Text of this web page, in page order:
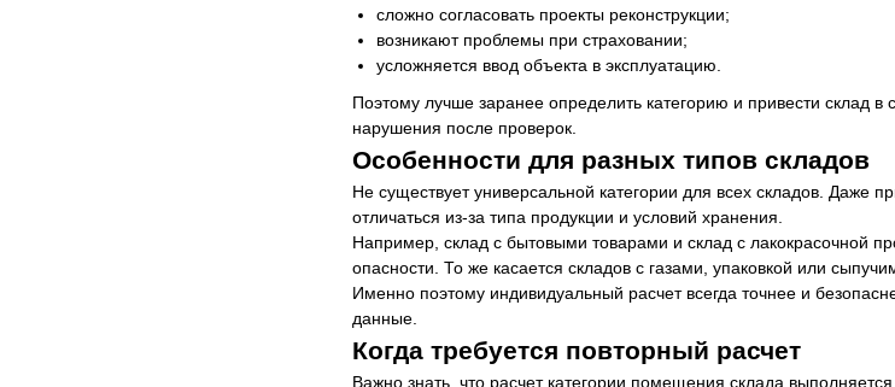
сложно согласовать проекты реконструкции;
возникают проблемы при страховании;
усложняется ввод объекта в эксплуатацию.
Поэтому лучше заранее определить категорию и привести склад в
нарушения после проверок.
Особенности для разных типов складов
Не существует универсальной категории для всех складов. Даже
отличаться из-за типа продукции и условий хранения.
Например, склад с бытовыми товарами и склад с лакокрасочной
опасности. То же касается складов с газами, упаковкой или
Именно поэтому индивидуальный расчет всегда точнее и
данные.
Когда требуется повторный расчет
Важно знать, что расчет категории помещения склада